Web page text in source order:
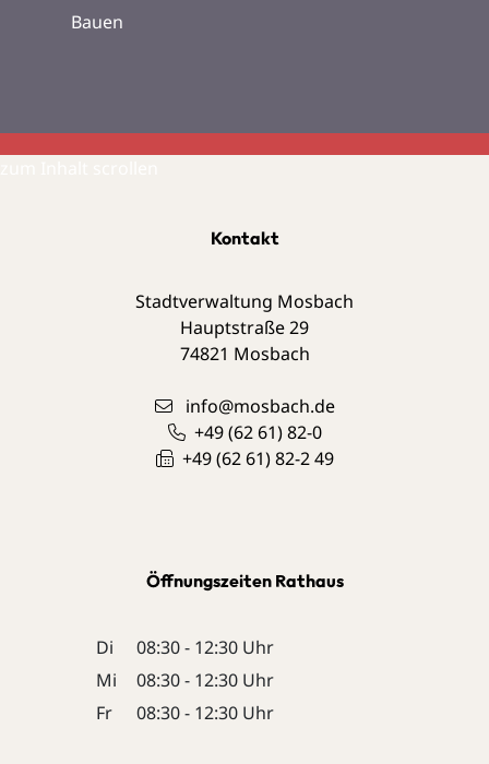
Bauen
Kontakt
Stadtverwaltung Mosbach
Hauptstraße 29
74821 Mosbach
info@mosbach.de
+49 (62 61) 82-0
+49 (62 61) 82-2 49
Öffnungszeiten Rathaus
Di
08:30 - 12:30 Uhr
Mi
08:30 - 12:30 Uhr
Fr
08:30 - 12:30 Uhr